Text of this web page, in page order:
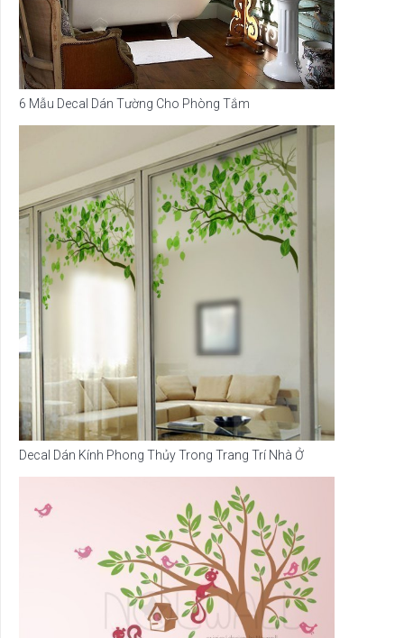
6 Mẫu Decal Dán Tường Cho Phòng Tắm
Decal Dán Kính Phong Thủy Trong Trang Trí Nhà Ở